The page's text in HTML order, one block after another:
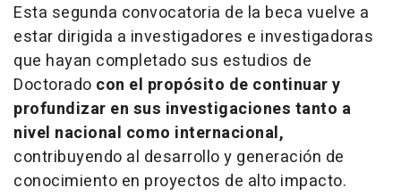
Esta segunda convocatoria de la beca vuelve a
estar dirigida a investigadores e investigadoras
que hayan completado sus estudios de
Doctorado con el propósito de continuar y
profundizar en sus investigaciones tanto a
nivel nacional como internacional,
contribuyendo al desarrollo y generación de
conocimiento en proyectos de alto impacto.